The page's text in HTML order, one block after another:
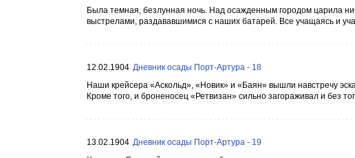
Была темная, безлунная ночь. Над осажденным городом царила
выстрелами, раздававшимися с наших батарей. Все учащаясь и
12.02.1904 Дневник осады Порт-Артура - 18
Наши крейсера «Аскольд», «Новик» и «Баян» вышли навстречу
Кроме того, и броненосец «Ретвизан» сильно загораживал и без
13.02.1904 Дневник осады Порт-Артура - 19